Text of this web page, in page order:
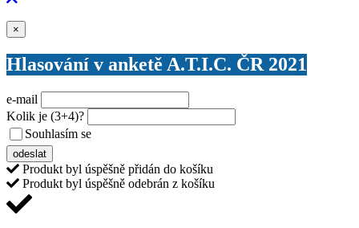
×
Hlasování v anketě A.T.I.C. ČR 2021
e-mail
Kolik je (3+4)?
Souhlasím se
odeslat
Produkt byl úspěšně přidán do košíku
Produkt byl úspěšně odebrán z košíku